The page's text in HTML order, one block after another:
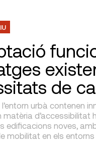
de
l’entorn urbà contenen
matèria d’accessibilitat
edificacions noves,
mobilitat en els entorns